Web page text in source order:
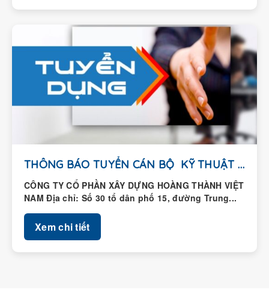
THÔNG BÁO TUYỂN CÁN BỘ KỸ THUẬT HIỆN...
CÔNG TY CỔ PHẦN XÂY DỰNG HOÀNG THÀNH VIỆT
NAM Địa chỉ: Số 30 tổ dân phố 15, đường Trung...
Xem chi tiết